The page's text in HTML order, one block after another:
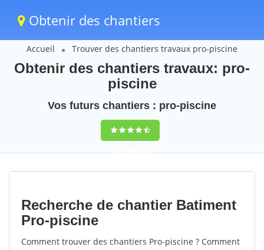
Obtenir des chantiers
Accueil Trouver des chantiers travaux pro-piscine
Obtenir des chantiers travaux: pro-
piscine
Vos futurs chantiers : pro-piscine
9,5(100%)60
votes
Recherche de chantier Batiment
Pro-piscine
Comment trouver des chantiers Pro-piscine ? Comment